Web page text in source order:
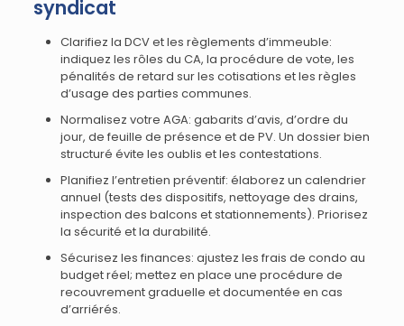
syndicat
Clarifiez la DCV et les règlements d’immeuble:
indiquez les rôles du CA, la procédure de vote, les
pénalités de retard sur les cotisations et les règles
d’usage des parties communes.
Normalisez votre AGA: gabarits d’avis, d’ordre du
jour, de feuille de présence et de PV. Un dossier bien
structuré évite les oublis et les contestations.
Planifiez l’entretien préventif: élaborez un calendrier
annuel (tests des dispositifs, nettoyage des drains,
inspection des balcons et stationnements). Priorisez
la sécurité et la durabilité.
Sécurisez les finances: ajustez les frais de condo au
budget réel; mettez en place une procédure de
recouvrement graduelle et documentée en cas
d’arriérés.